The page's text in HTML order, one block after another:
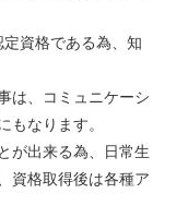
資格である為、知
は、コミュニケーシ
なります。
が出来る為、日常生
資格取得後は各種ア